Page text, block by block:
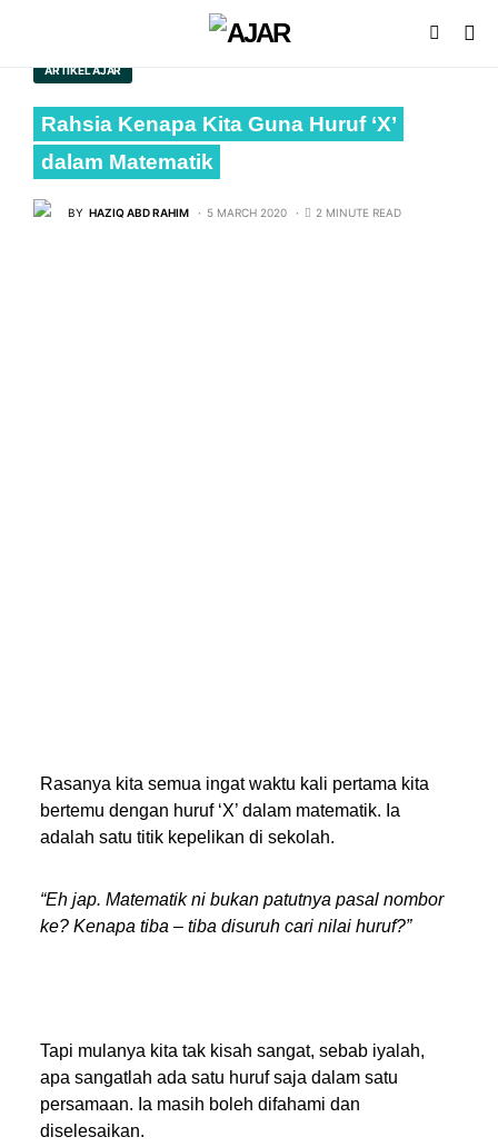
ARTIKEL AJAR
Rahsia Kenapa Kita Guna Huruf ‘X’
dalam Matematik
BY HAZIQ ABD RAHIM 5 MARCH 2020 2 MINUTE READ
Rasanya kita semua ingat waktu kali pertama kita
bertemu dengan huruf ‘X’ dalam matematik. Ia
adalah satu titik kepelikan di sekolah.
“Eh jap. Matematik ni bukan patutnya pasal nombor
ke? Kenapa tiba – tiba disuruh cari nilai huruf?”
Tapi mulanya kita tak kisah sangat, sebab iyalah,
apa sangatlah ada satu huruf saja dalam satu
persamaan. Ia masih boleh difahami dan
diselesaikan.